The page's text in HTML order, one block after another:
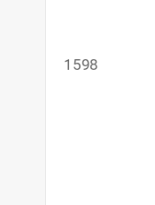
1598